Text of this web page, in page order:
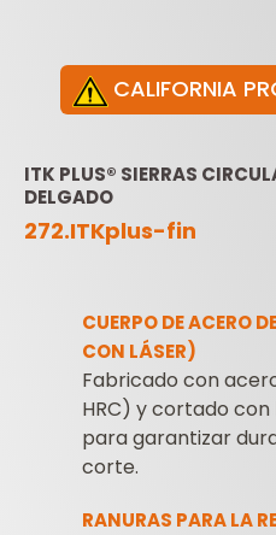
CALIFORNIA
ITK PLUS® SIERRAS
DELGADO
272.ITKplus-fin
CUERPO DE ACERO
CON LÁSER)
Fabricado con
HRC) y cortado con
para garantizar
corte.
RANURAS PARA LA